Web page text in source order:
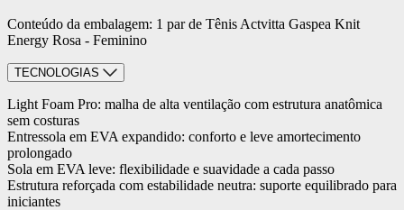
Conteúdo da embalagem: 1 par de Tênis Actvitta Gaspea Knit
Energy Rosa - Feminino
TECNOLOGIAS
Light Foam Pro: malha de alta ventilação com estrutura anatômica
sem costuras
Entressola em EVA expandido: conforto e leve amortecimento
prolongado
Sola em EVA leve: flexibilidade e suavidade a cada passo
Estrutura reforçada com estabilidade neutra: suporte equilibrado para
iniciantes